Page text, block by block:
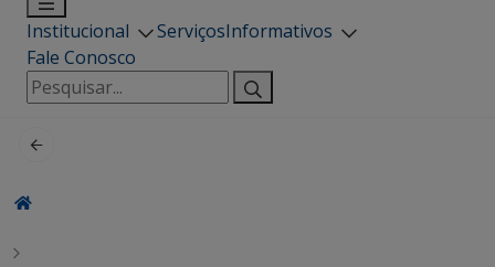
Institucional ServiçosInformativos
Fale Conosco
Pesquisar
por: